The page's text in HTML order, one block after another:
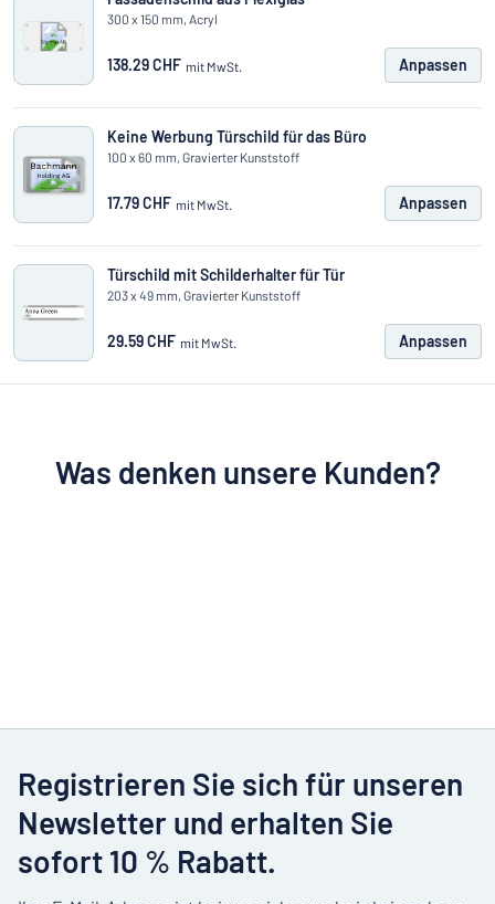
300 x 150 mm, Acryl
138.29 CHF mit MwSt. Anpassen
Keine Werbung Türschild für das Büro
100 x 60 mm, Gravierter Kunststoff
17.79 CHF mit MwSt. Anpassen
Türschild mit Schilderhalter für Tür
203 x 49 mm, Gravierter Kunststoff
29.59 CHF mit MwSt. Anpassen
Was denken unsere Kunden?
Registrieren Sie sich für unseren
Newsletter und erhalten Sie
sofort 10 % Rabatt.